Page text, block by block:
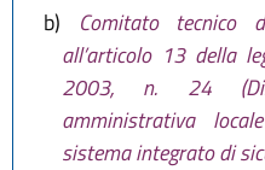
b)
Comitato
all’articolo 13 della
2003, n. 24
amministrativa
sistema integrato di